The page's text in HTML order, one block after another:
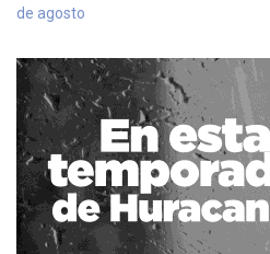
de agosto